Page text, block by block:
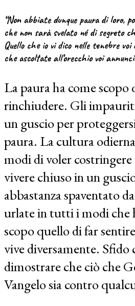
“Non abbiate dunque paura di loro,
che non sarà svelato né di segreto
Quello che io vi dico nelle tenebre
che ascoltate all’orecchio voi
La paura ha come
rinchiudere. Gli
un guscio per
paura. La cultura
modi di voler
vivere chiuso in un
abbastanza spaventato
urlate in tutti i modi che
scopo quello di far
vive diversamente. Sfido
dimostrare che ciò che
Vangelo sia contro